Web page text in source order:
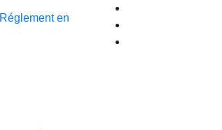
Réglement en